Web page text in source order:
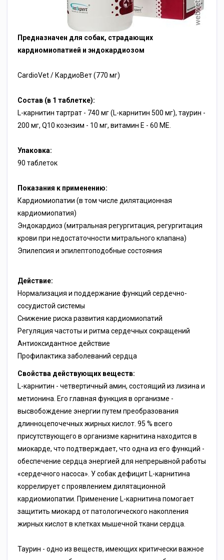
Предназначен для собак, страдающих
кардиомиопатией и эндокардиозом
CardioVet / КардиоВет (770 мг)
Состав (в 1 таблетке):
L-карнитин тартрат - 740 мг (L-карнитин 500 мг), таурин -
200 мг, Q10 коэнзим - 10 мг, витамин E - 60 МЕ.
Упаковка:
90 таблеток
Показания к применению:
Кардиомиопатии (в том числе дилятационная
кардиомиопатия)
Эндокардиоз (митральная регургитация, регургитация
крови при недостаточности митрального клапана)
Эпилепсия и эпилептоподобные состояния
Действие:
Нормализация и поддержание функций сердечно-
сосудистой системы
Снижение риска развития кардиомиопатий
Регуляция частоты и ритма сердечных сокращений
Антиоксидантное действие
Профилактика заболеваний сердца
Свойства действующих веществ:
L-карнитин - четвертичный амин, состоящий из лизина и
метионина. Его главная функция в организме -
высвобождение энергии путем преобразования
длинноцепочечных жирных кислот. 95 % всего
присутствующего в организме карнитина находится в
миокарде, что подтверждает, что одна из его функций -
обеспечение сердца энергией для непрерывной работы
«сердечного насоса». У собак дефицит L-карнитина
коррелирует с проявлением дилятационной
кардиомиопатии. Применение L-карнитина помогает
защитить миокард от патологического накопления
жирных кислот в клетках мышечной ткани сердца.
Таурин - одно из веществ, имеющих критически важное